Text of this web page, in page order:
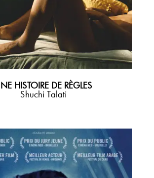
HISTOIRE DE RÈGLES
Shuchi Talati